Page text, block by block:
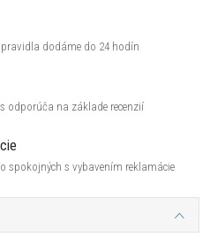
dodáme do 24 hodín
odporúča na základe recenzií
spokojných s vybavením reklamácie